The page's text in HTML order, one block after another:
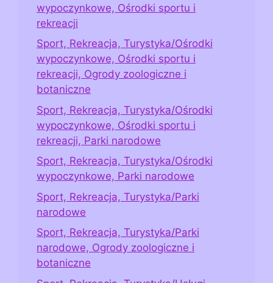
wypoczynkowe, Ośrodki sportu i
rekreacji
Sport, Rekreacja, Turystyka/Ośrodki
wypoczynkowe, Ośrodki sportu i
rekreacji, Ogrody zoologiczne i
botaniczne
Sport, Rekreacja, Turystyka/Ośrodki
wypoczynkowe, Ośrodki sportu i
rekreacji, Parki narodowe
Sport, Rekreacja, Turystyka/Ośrodki
wypoczynkowe, Parki narodowe
Sport, Rekreacja, Turystyka/Parki
narodowe
Sport, Rekreacja, Turystyka/Parki
narodowe, Ogrody zoologiczne i
botaniczne